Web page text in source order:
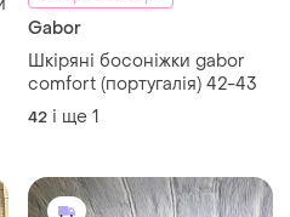
Gabor
Шкіряні босоніжки gabor
comfort (португалія) 42-43
42 і ще 1